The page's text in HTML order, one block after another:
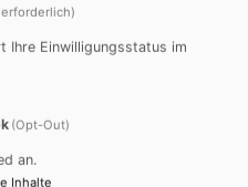
Ihre Einwilligungsstatus im
(Opt-Out)
an.
Inhalte